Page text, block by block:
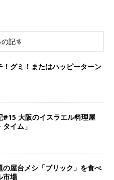
の記事
！グミ！またはハッピーターン
#15 大阪のイスラエル料理屋
イム」
の屋台メシ「ブリック」を食べ
市場